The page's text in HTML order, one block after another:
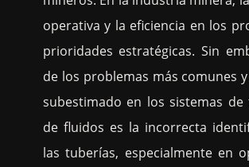
operativa y la eficiencia en los
prioridades estratégicas. Sin
de los problemas más comunes
subestimado en los sistemas
de fluidos es la incorrecta
las tuberías, especialmente en